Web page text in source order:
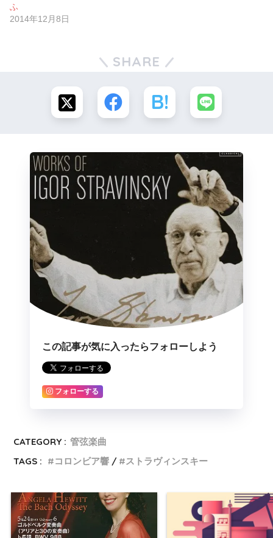
ふ
2014年12月8日
SHARE
この記事が気に入ったらフォローしよう
フォローする
CATEGORY : 管弦楽曲
TAGS :
コロンビア響 ストラヴィンスキー